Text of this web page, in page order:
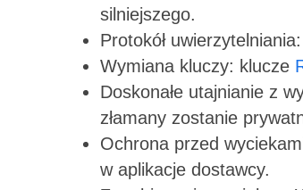
silniejszego.
Protokół
Wymiana kluczy: klucze
Doskonałe utajnianie z
złamany zostanie
Ochrona przed
w aplikacje dostawcy.